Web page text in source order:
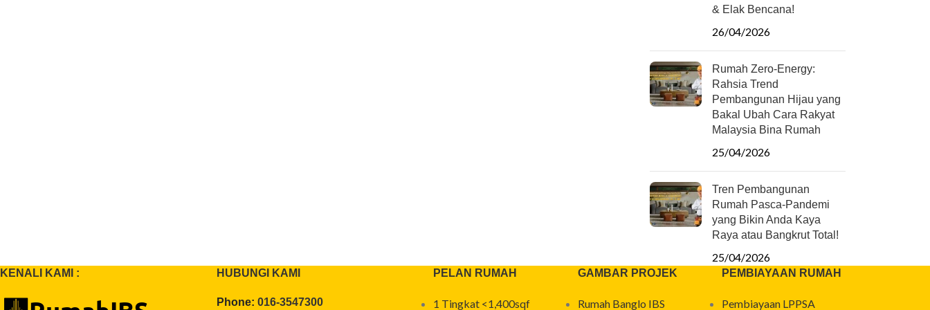
& Elak Bencana!
26/04/2026
Rumah Zero-Energy:
Rahsia Trend
Pembangunan Hijau yang
Bakal Ubah Cara Rakyat
Malaysia Bina Rumah
25/04/2026
Tren Pembangunan
Rumah Pasca-Pandemi
yang Bikin Anda Kaya
Raya atau Bangkrut Total!
25/04/2026
KENALI KAMI : HUBUNGI KAMI
Phone: 016-3547300
PELAN RUMAH
1 Tingkat <1,400sqf
GAMBAR PROJEK
Rumah Banglo IBS
PEMBIAYAAN RUMAH
Pembiayaan LPPSA